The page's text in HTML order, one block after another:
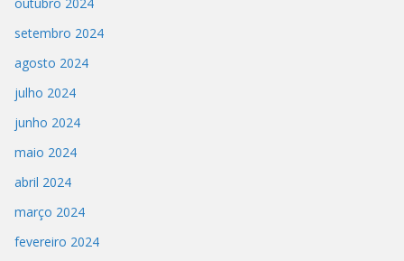
setembro 2024
agosto 2024
julho 2024
junho 2024
maio 2024
abril 2024
março 2024
fevereiro 2024